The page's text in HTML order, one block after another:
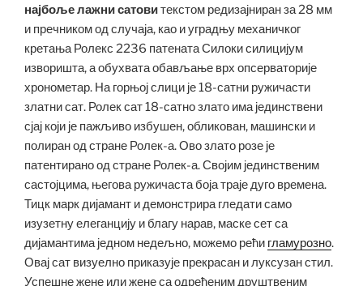
најбоље лажни сатовитекстом редизајниран за 28 мм
и пречником од случаја, као и уградњу механичког
кретања Ролекс 2236 патената Силоки силицијум
изворишта, а обухвата обављање врх опсерваторије
хронометар. На горњој слици је 18-сатни ружичасти
златни сат. Ролек сат 18-сатно злато има јединствени
сјај који је пажљиво избушен, обликован, машински и
полиран од стране Ролек-а. Ово злато розе је
патентирано од стране Ролек-а. Својим јединственим
састојцима, његова ружичаста боја траје дуго времена.
Тицк марк дијамант и демонстрира гледати само
изузетну елеганцију и благу нарав, маске сет са
дијамантима једном недељно, можемо рећи гламурозно.
Овај сат визуелно приказује прекрасан и луксузан стил.
Успешне жене или жене са одређеним друштвеним